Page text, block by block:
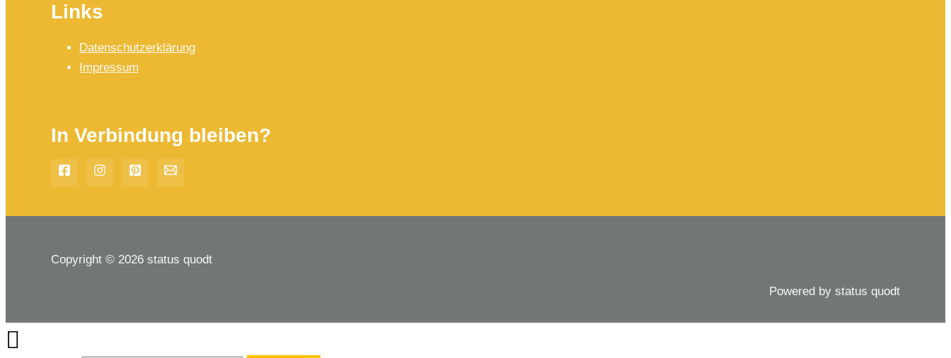
Links
Datenschutzerklärung
Impressum
In Verbindung bleiben?
Copyright © 2026 status quodt
Powered by status quodt